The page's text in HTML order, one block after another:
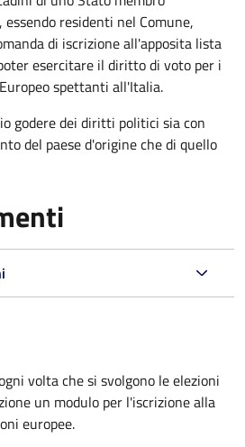
residenti nel Comune,
di iscrizione all'apposita lista
esercitare il diritto di voto per i
spettanti all'Italia.
godere dei diritti politici sia con
del paese d'origine che di quello
volta che si svolgono le elezioni
un modulo per l'iscrizione alla
europee.